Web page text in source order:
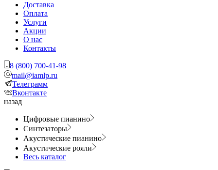
Доставка
Оплата
Услуги
Акции
О нас
Контакты
8 (800) 700-41-98
mail@iamlp.ru
Телеграмм
Вконтакте
назад
Цифровые пианино
Синтезаторы
Акустические пианино
Акустические рояли
Весь каталог